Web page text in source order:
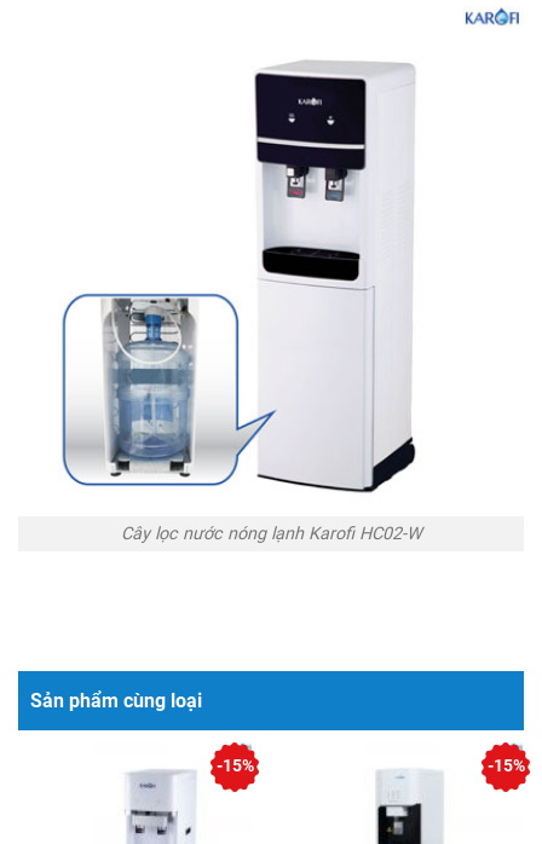
Cây lọc nước nóng lạnh Karofi HC02-W
Sản phẩm cùng loại
-15% -15%